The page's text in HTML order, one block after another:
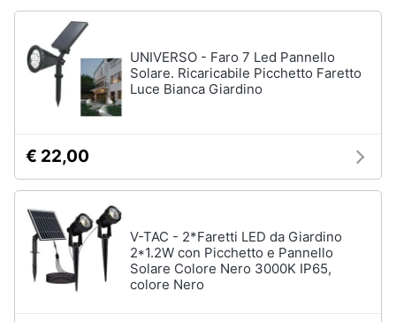
Animali
Motori
Libri,
dvd
Festività
e
ricorrenze
Promozioni
tutti
roulant
Cronometro
Tapis
roulant
elettrico
Magnesio
supremo
UNIVERSO - Faro 7 Led Pannello
Solare. Ricaricabile Picchetto Faretto
Luce Bianca Giardino
€ 22,00
V-TAC - 2*Faretti LED da Giardino
2*1.2W con Picchetto e Pannello
Solare Colore Nero 3000K IP65,
colore Nero